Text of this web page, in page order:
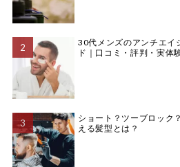
30代メンズのアンチエイ
ド｜口コミ・評判・実体
ショート？ツーブロック
える髪型とは？